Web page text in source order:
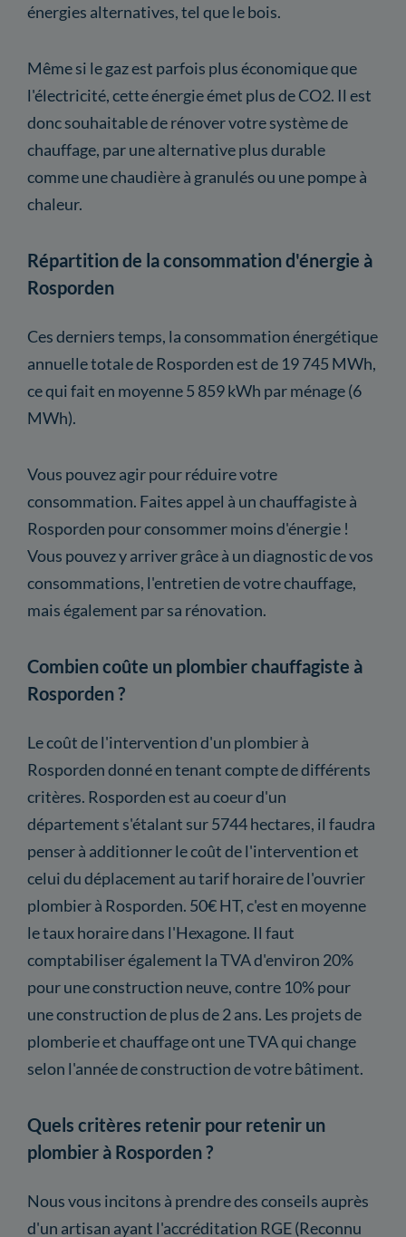
énergies alternatives, tel que le bois.
Même si le gaz est parfois plus économique que
l'électricité, cette énergie émet plus de CO2. Il est
donc souhaitable de rénover votre système de
chauffage, par une alternative plus durable
comme une chaudière à granulés ou une pompe à
chaleur.
Répartition de la consommation d'énergie à
Rosporden
Ces derniers temps, la consommation énergétique
annuelle totale de Rosporden est de 19 745 MWh,
ce qui fait en moyenne 5 859 kWh par ménage (6
MWh).
Vous pouvez agir pour réduire votre
consommation. Faites appel à un chauffagiste à
Rosporden pour consommer moins d'énergie !
Vous pouvez y arriver grâce à un diagnostic de vos
consommations, l'entretien de votre chauffage,
mais également par sa rénovation.
Combien coûte un plombier chauffagiste à
Rosporden ?
Le coût de l'intervention d'un plombier à
Rosporden donné en tenant compte de différents
critères. Rosporden est au coeur d'un
département s'étalant sur 5744 hectares, il faudra
penser à additionner le coût de l'intervention et
celui du déplacement au tarif horaire de l'ouvrier
plombier à Rosporden. 50€ HT, c'est en moyenne
le taux horaire dans l'Hexagone. Il faut
comptabiliser également la TVA d'environ 20%
pour une construction neuve, contre 10% pour
une construction de plus de 2 ans. Les projets de
plomberie et chauffage ont une TVA qui change
selon l'année de construction de votre bâtiment.
Quels critères retenir pour retenir un
plombier à Rosporden ?
Nous vous incitons à prendre des conseils auprès
d'un artisan ayant l'accréditation RGE (Reconnu